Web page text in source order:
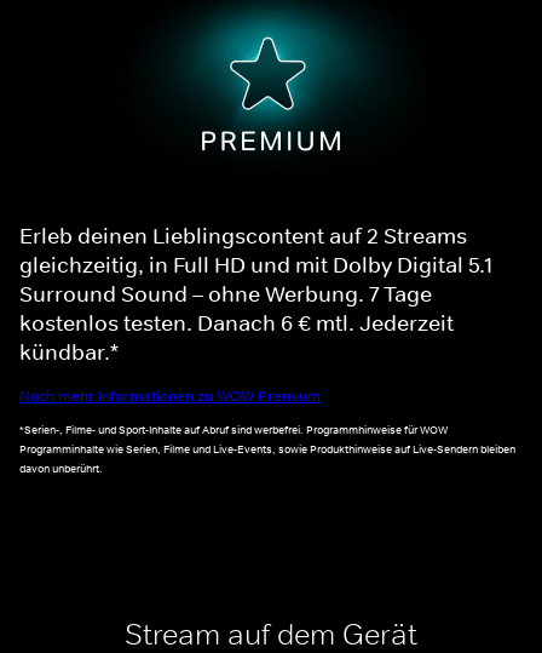
Erleb deinen Lieblingscontent auf 2 Streams
gleichzeitig, in Full HD und mit Dolby Digital 5.1
Surround Sound – ohne Werbung. 7 Tage
kostenlos testen. Danach 6 € mtl. Jederzeit
kündbar.*
Noch mehr Informationen zu WOW Premium
*Serien-, Filme- und Sport-Inhalte auf Abruf sind werbefrei. Programmhinweise für WOW
Programminhalte wie Serien, Filme und Live-Events, sowie Produkthinweise auf Live-Sendern bleiben
davon unberührt.
Stream auf dem Gerät